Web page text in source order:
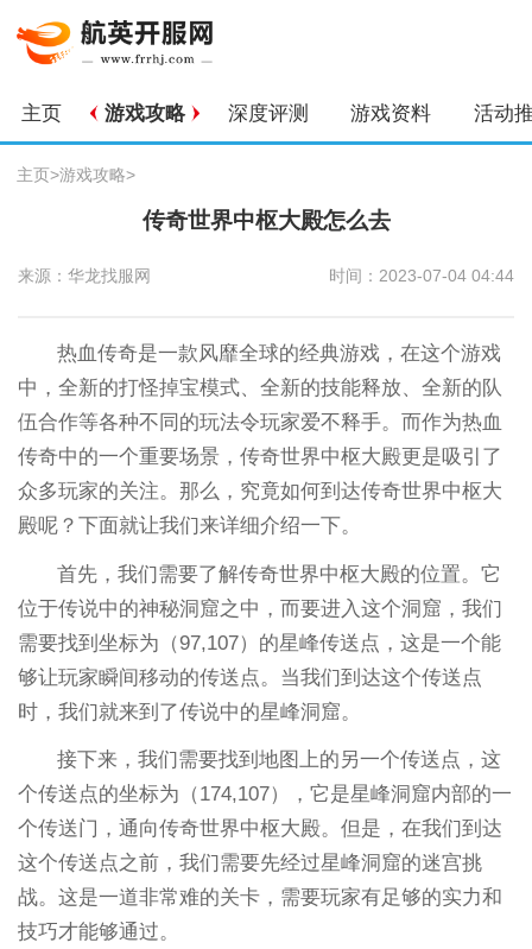
主页 游戏攻略 深度评测 游戏资料 活动
主页>游戏攻略>
传奇世界中枢大殿怎么去
来源：华龙找服网 时间：2023-07-04 04:44
热血传奇是一款风靡全球的经典游戏，在这个游戏
中，全新的打怪掉宝模式、全新的技能释放、全新的队
伍合作等各种不同的玩法令玩家爱不释手。而作为热血
传奇中的一个重要场景，传奇世界中枢大殿更是吸引了
众多玩家的关注。那么，究竟如何到达传奇世界中枢大
殿呢？下面就让我们来详细介绍一下。
首先，我们需要了解传奇世界中枢大殿的位置。它
位于传说中的神秘洞窟之中，而要进入这个洞窟，我们
需要找到坐标为（97,107）的星峰传送点，这是一个能
够让玩家瞬间移动的传送点。当我们到达这个传送点
时，我们就来到了传说中的星峰洞窟。
接下来，我们需要找到地图上的另一个传送点，这
个传送点的坐标为（174,107），它是星峰洞窟内部的一
个传送门，通向传奇世界中枢大殿。但是，在我们到达
这个传送点之前，我们需要先经过星峰洞窟的迷宫挑
战。这是一道非常难的关卡，需要玩家有足够的实力和
技巧才能够通过。